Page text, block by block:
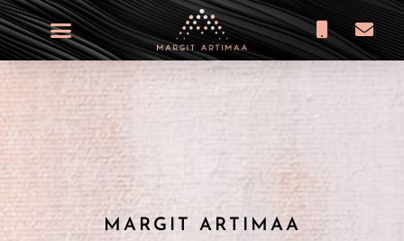
MARGIT ARTIMAA